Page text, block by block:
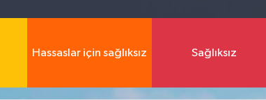
Hassaslar için sağlıksız Sağlıksız